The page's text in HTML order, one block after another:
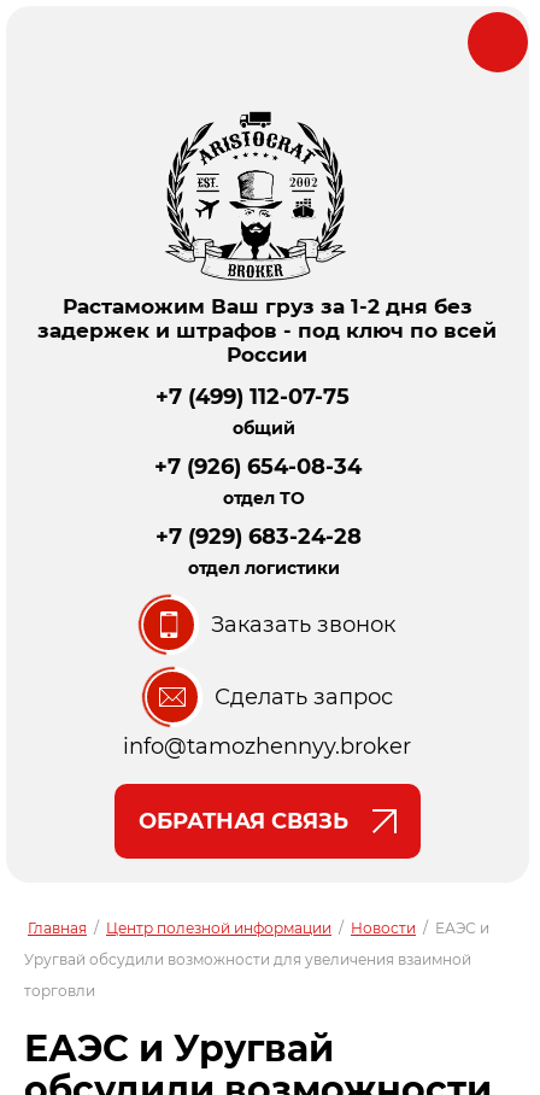
Растаможим Ваш груз за 1-2 дня без
задержек и штрафов - под ключ по всей
России
+7 (499) 112-07-75
общий
+7 (926) 654-08-34
отдел ТО
+7 (929) 683-24-28
отдел логистики
Заказать звонок
Сделать запрос
info@tamozhennyy.broker
ОБРАТНАЯ СВЯЗЬ
Главная / Центр полезной информации / Новости / ЕАЭС и
Уругвай обсудили возможности для увеличения взаимной
торговли
ЕАЭС и Уругвай